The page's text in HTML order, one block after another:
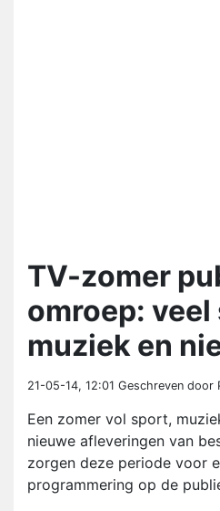
TV-zomer
omroep:
muziek en
21-05-14, 12:01 Geschreven door
Een zomer vol sport,
nieuwe afleveringen van
zorgen deze periode voor
programmering op de